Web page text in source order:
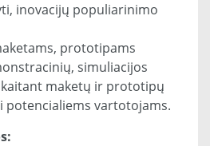
inovacijų populiarinimo
prototipams
simuliacijos
maketų ir prototipų
potencialiems vartotojams.